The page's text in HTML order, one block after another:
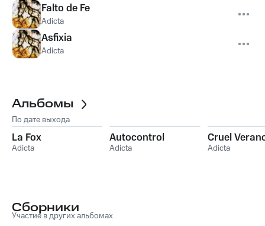
Falto de Fe
Adicta
Asfixia
Adicta
Альбомы
По дате выхода
La Fox
Adicta
Autocontrol
Adicta
Cruel
Adicta
Сборники
Участие в других альбомах